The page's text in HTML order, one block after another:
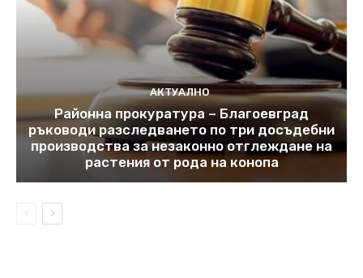
АКТУАЛНО
Районна прокуратура – Благоевград
ръководи разследването по три досъдебни
производства за незаконно отглеждане на
растения от рода на конопа